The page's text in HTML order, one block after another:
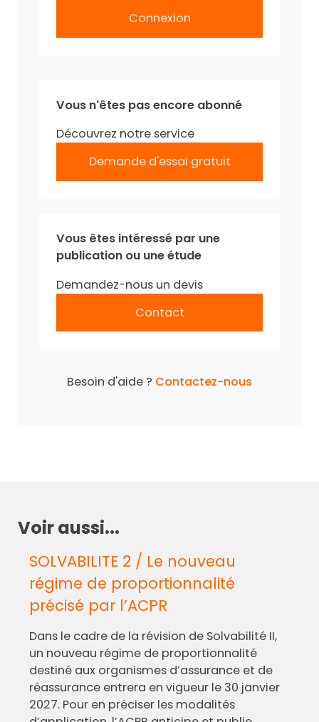
Connexion
Vous n'êtes pas encore abonné
Découvrez notre service
Demande d'essai gratuit
Vous êtes intéressé par une
publication ou une étude
Demandez-nous un devis
Contact
Besoin d'aide ? Contactez-nous
Voir aussi...
SOLVABILITE 2 / Le nouveau
régime de proportionnalité
précisé par l’ACPR
Dans le cadre de la révision de Solvabilité II,
un nouveau régime de proportionnalité
destiné aux organismes d’assurance et de
réassurance entrera en vigueur le 30 janvier
2027. Pour en préciser les modalités